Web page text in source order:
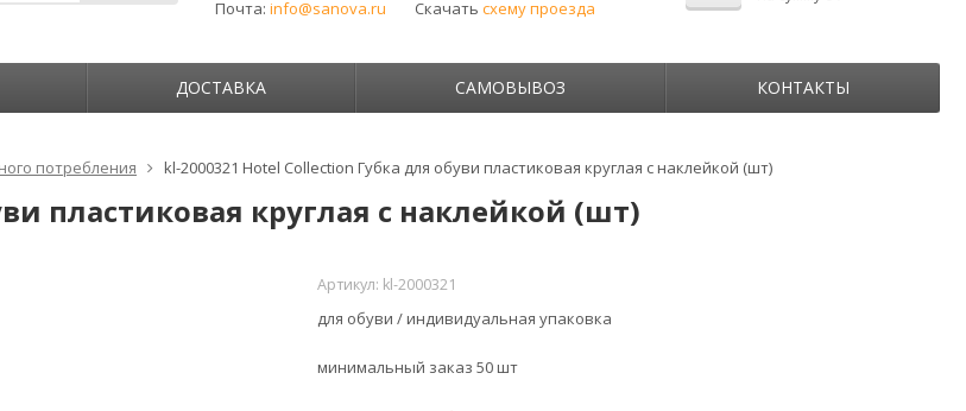
Почта: info@sanova.ru
Скачать схему проезда
ДОСТАВКА САМОВЫВОЗ КОНТАКТЫ
потребления kl-2000321 Hotel Collection Губка для обуви пластиковая круглая с наклейкой (шт)
пластиковая круглая с наклейкой (шт)
Артикул: kl-2000321
для обуви / индивидуальная упаковка
минимальный заказ 50 шт